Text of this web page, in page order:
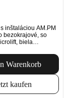
inštaláciou AM.PM
bezokrajové, so
biela
Warenkorb
kaufen